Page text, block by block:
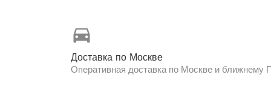
directions_car
Доставка по Москве
Оперативная доставка по Москве и ближнему